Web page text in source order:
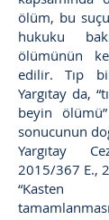
ölüm, bu
hukuku
ölümünün
edilir. Tıp
Yargıtay da,
beyin
sonucunun
Yargıtay
2015/367 E.,
“Kasten